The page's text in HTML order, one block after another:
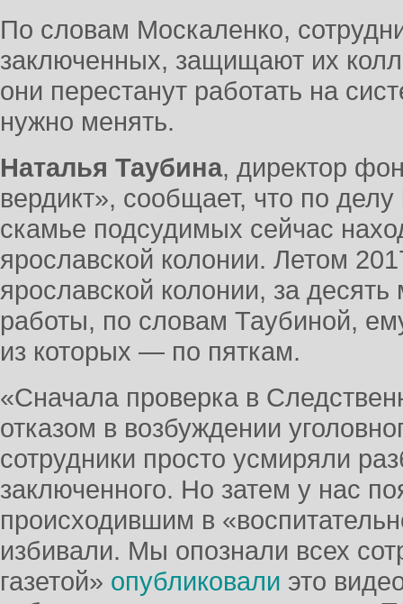
По словам Москаленко,
заключенных, защищают их
они перестанут работать на
нужно менять.
Наталья Таубина, директор
вердикт», сообщает, что по делу
скамье подсудимых сейчас
ярославской колонии. Летом
ярославской колонии, за десять
работы, по словам Таубиной,
из которых — по пяткам.
«Сначала проверка в
отказом в возбуждении
сотрудники просто усмиряли
заключенного. Но затем у нас
происходившим в
избивали. Мы опознали всех
газетой» опубликовали это